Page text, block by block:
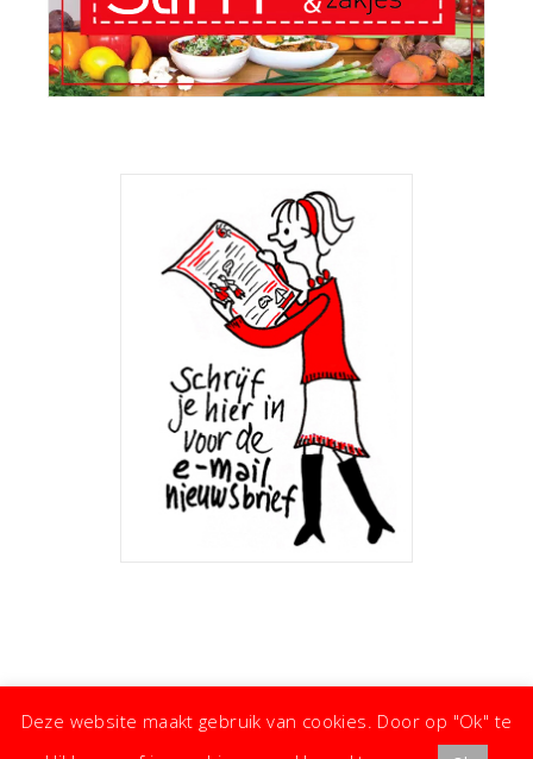
Deze website maakt gebruik van cookies. Door op "Ok" te